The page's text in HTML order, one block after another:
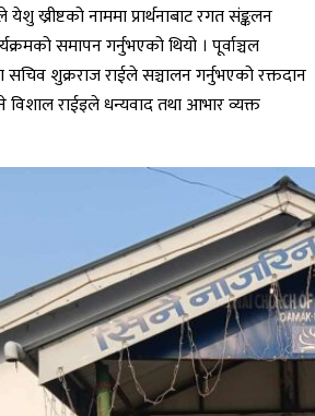
ख्रीष्टको नाममा प्रार्थनाबाट रगत संङ्कलन
समापन गर्नुभएको थियो । पूर्वाञ्चल
सचिव शुक्रराज राईले सञ्चालन गर्नुभएको रक्तदान
विशाल राईइले धन्यवाद तथा आभार व्यक्त